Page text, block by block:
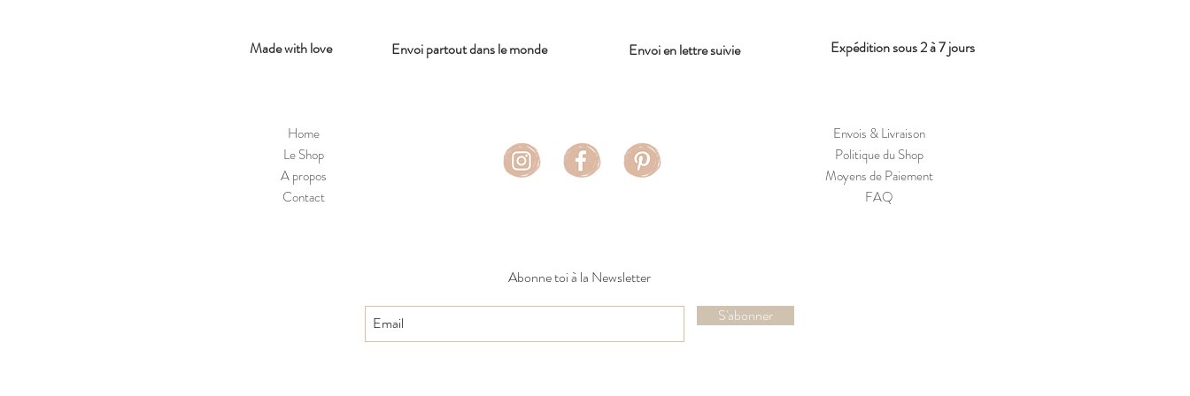
Made with love Envoi partout dans le monde Envoi en lettre suivie Expédition sous 2 à 7 jours
Home
Le Shop
A propos
Contact
Envois & Livraison
Politique du Shop
Moyens de Paiement
FAQ
Abonne toi à la Newsletter
S'abonner